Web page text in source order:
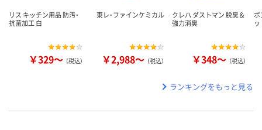
リス キッチン用品 防汚・
抗菌加工 白
￥329～ （税込）
東レ・ファインケミカル
￥2,988～ （税込）
クレハ ダストマン 脱臭＆
強力消臭
￥348～ （税込）
ボ
ランキングをもっと見る